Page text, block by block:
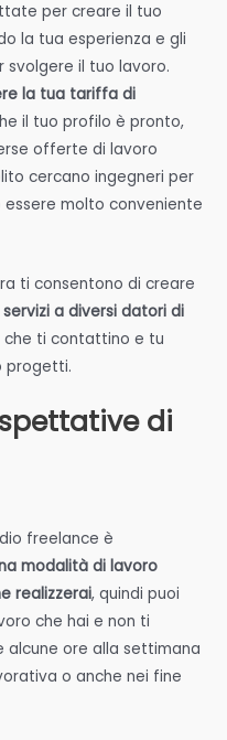
per creare il tuo
la tua esperienza e gli
il tuo lavoro.
la tua tariffa di
il tuo profilo è pronto,
offerte di lavoro
cercano ingegneri per
molto conveniente
ti consentono di creare
a diversi datori di
che ti contattino e tu
progetti.
di
freelance è
modalità di lavoro
realizzerai, quindi puoi
che hai e non ti
alcune ore alla settimana
o anche nei fine